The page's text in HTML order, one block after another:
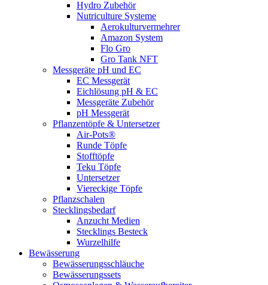
Hydro Zubehör
Nutriculture Systeme
Aerokulturvermehrer
Amazon System
Flo Gro
Gro Tank NFT
Messgeräte pH und EC
EC Messgerät
Eichlösung pH & EC
Messgeräte Zubehör
pH Messgerät
Pflanzentöpfe & Untersetzer
Air-Pots®
Runde Töpfe
Stofftöpfe
Teku Töpfe
Untersetzer
Viereckige Töpfe
Pflanzschalen
Stecklingsbedarf
Anzucht Medien
Stecklings Besteck
Wurzelhilfe
Bewässerung
Bewässerungsschläuche
Bewässerungssets